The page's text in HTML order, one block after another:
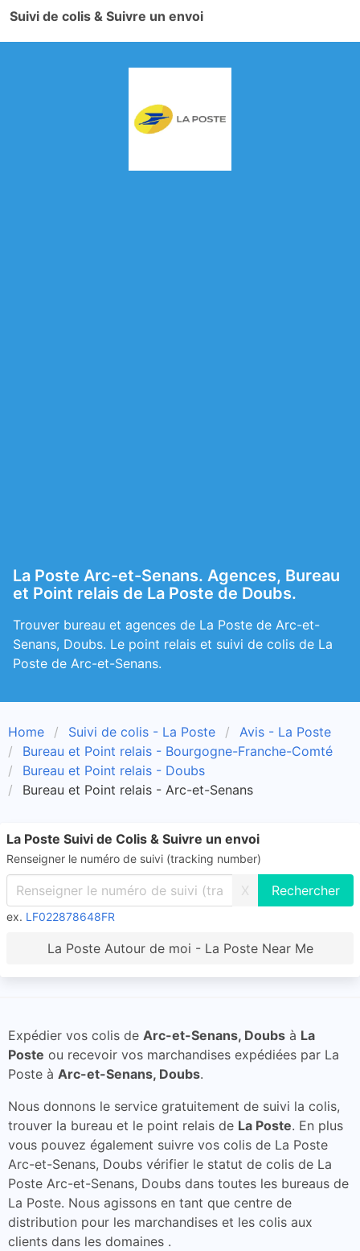
Suivi de colis & Suivre un envoi
La Poste Arc-et-Senans. Agences, Bureau
et Point relais de La Poste de Doubs.
Trouver bureau et agences de La Poste de Arc-et-
Senans, Doubs. Le point relais et suivi de colis de La
Poste de Arc-et-Senans.
Home Suivi de colis - La Poste
Avis - La Poste
Bureau et Point relais - Bourgogne-Franche-Comté
Bureau et Point relais - Doubs
Bureau et Point relais - Arc-et-Senans
La Poste Suivi de Colis & Suivre un envoi
Renseigner le numéro de suivi (tracking number)
X
ex. LF022878648FR
La Poste Autour de moi - La Poste Near Me
Expédier vos colis de Arc-et-Senans, Doubs à La
Poste ou recevoir vos marchandises expédiées par La
Poste à Arc-et-Senans, Doubs.
Nous donnons le service gratuitement de suivi la colis,
trouver la bureau et le point relais de La Poste. En plus
vous pouvez également suivre vos colis de La Poste
Arc-et-Senans, Doubs vérifier le statut de colis de La
Poste Arc-et-Senans, Doubs dans toutes les bureaus de
La Poste. Nous agissons en tant que centre de
distribution pour les marchandises et les colis aux
clients dans les domaines .